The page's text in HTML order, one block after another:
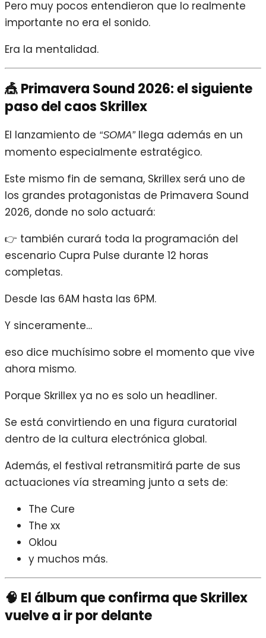
Pero muy pocos entendieron que lo realmente
importante no era el sonido.
Era la mentalidad.
🎪 Primavera Sound 2026: el siguiente
paso del caos Skrillex
El lanzamiento de “SOMA”llega además en un
momento especialmente estratégico.
Este mismo fin de semana, Skrillex será uno de
los grandes protagonistas de Primavera Sound
2026, donde no solo actuará:
👉 también curará toda la programación del
escenario Cupra Pulse durante 12 horas
completas.
Desde las 6AM hasta las 6PM.
Y sinceramente…
eso dice muchísimo sobre el momento que vive
ahora mismo.
Porque Skrillex ya no es solo un headliner.
Se está convirtiendo en una figura curatorial
dentro de la cultura electrónica global.
Además, el festival retransmitirá parte de sus
actuaciones vía streaming junto a sets de:
The Cure
The xx
Oklou
y muchos más.
🧠 El álbum que confirma que Skrillex
vuelve a ir por delante